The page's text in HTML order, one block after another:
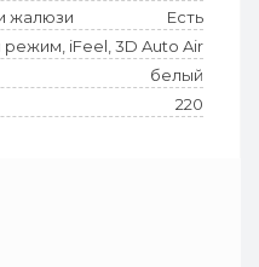
жалюзи
Есть
режим, iFeel, 3D Auto Air
белый
220